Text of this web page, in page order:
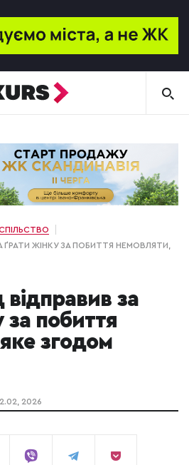
ҐРАТИ ЖІНКУ ЗА ПОБИТТЯ НЕМОВЛЯТИ,
відправив за
за побиття
згодом
2026